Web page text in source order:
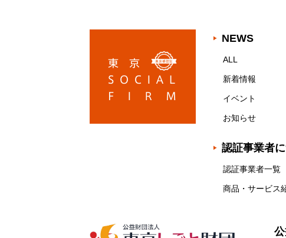
NEWS
ALL
新着情報
イベント
お知らせ
認証事業者
認証事業者一覧
商品・サービス